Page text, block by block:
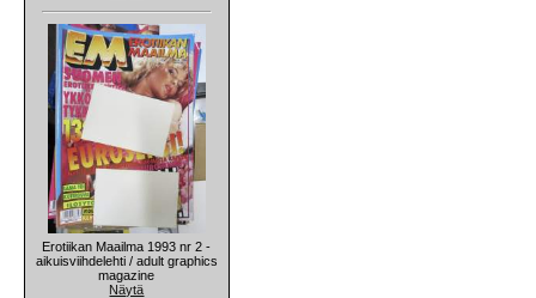
Erotiikan Maailma 1993 nr 2 -
aikuisviihdelehti / adult graphics
magazine
Näytä